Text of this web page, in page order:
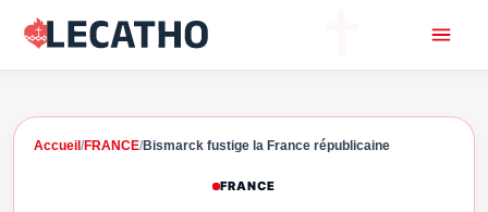
Accueil /FRANCE/Bismarck fustige la France républicaine
FRANCE